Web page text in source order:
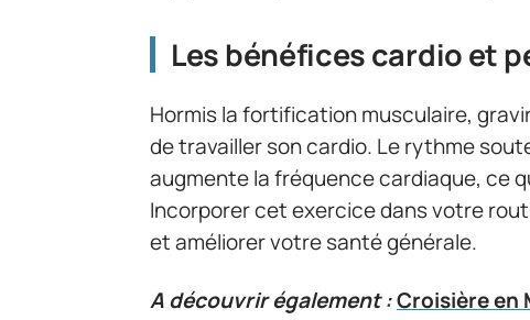
Les bénéfices cardio et
Hormis la fortification musculaire,
de travailler son cardio. Le rythme
augmente la fréquence cardiaque, ce
Incorporer cet exercice dans votre
et améliorer votre santé générale.
A découvrir également :Croisière en